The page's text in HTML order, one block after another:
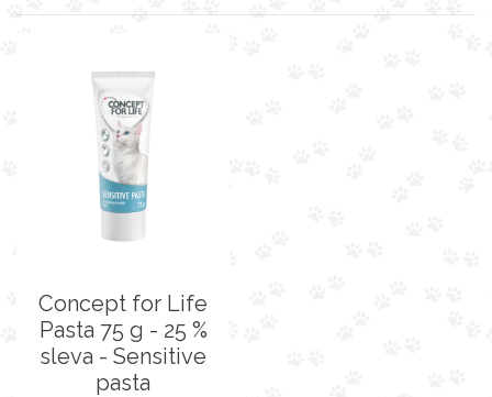
Concept for Life
Pasta 75 g - 25 %
sleva - Sensitive
pasta